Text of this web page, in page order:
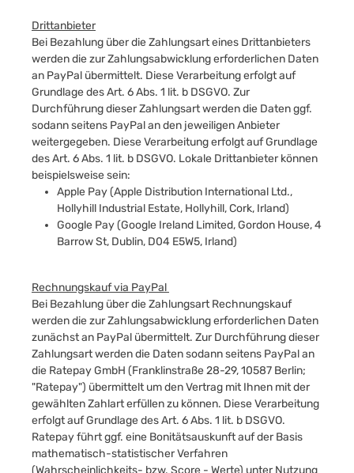
Drittanbieter
Bei Bezahlung über die Zahlungsart eines Drittanbieters
werden die zur Zahlungsabwicklung erforderlichen Daten
an PayPal übermittelt. Diese Verarbeitung erfolgt auf
Grundlage des Art. 6 Abs. 1 lit. b DSGVO. Zur
Durchführung dieser Zahlungsart werden die Daten ggf.
sodann seitens PayPal an den jeweiligen Anbieter
weitergegeben. Diese Verarbeitung erfolgt auf Grundlage
des Art. 6 Abs. 1 lit. b DSGVO. Lokale Drittanbieter können
beispielsweise sein:
Apple Pay (Apple Distribution International Ltd.,
Hollyhill Industrial Estate, Hollyhill, Cork, Irland)
Google Pay (Google Ireland Limited, Gordon House, 4
Barrow St, Dublin, D04 E5W5, Irland)
Rechnungskauf via PayPal
Bei Bezahlung über die Zahlungsart Rechnungskauf
werden die zur Zahlungsabwicklung erforderlichen Daten
zunächst an PayPal übermittelt. Zur Durchführung dieser
Zahlungsart werden die Daten sodann seitens PayPal an
die Ratepay GmbH (Franklinstraße 28-29, 10587 Berlin;
"Ratepay") übermittelt um den Vertrag mit Ihnen mit der
gewählten Zahlart erfüllen zu können. Diese Verarbeitung
erfolgt auf Grundlage des Art. 6 Abs. 1 lit. b DSGVO.
Ratepay führt ggf. eine Bonitätsauskunft auf der Basis
mathematisch-statistischer Verfahren
(Wahrscheinlichkeits- bzw. Score - Werte) unter Nutzung